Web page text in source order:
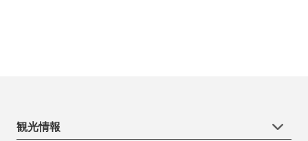
観光情報